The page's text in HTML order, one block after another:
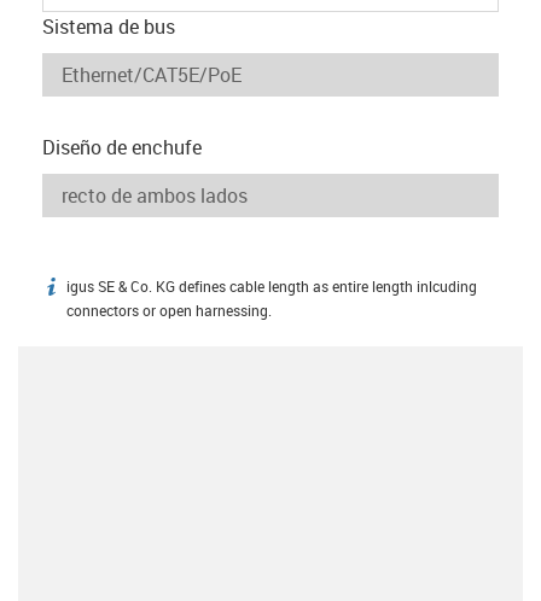
Sistema de bus
Diseño de enchufe
igus-icon-info
igus SE & Co. KG defines cable length as entire length inlcuding
connectors or open harnessing.